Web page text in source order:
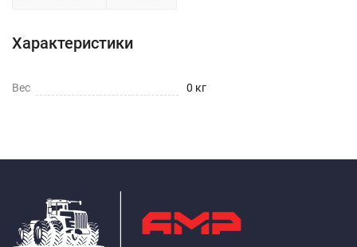
Характеристики
Вес 0 кг